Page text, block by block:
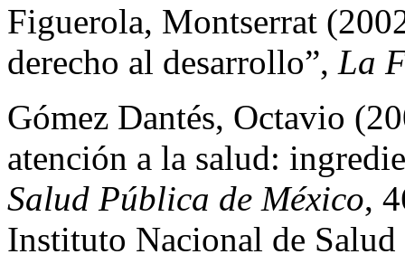
Figuerola, Montserrat
derecho al desarrollo”, La
Gómez Dantés, Octavio
atención a la salud:
Salud Pública de México,
Instituto Nacional de